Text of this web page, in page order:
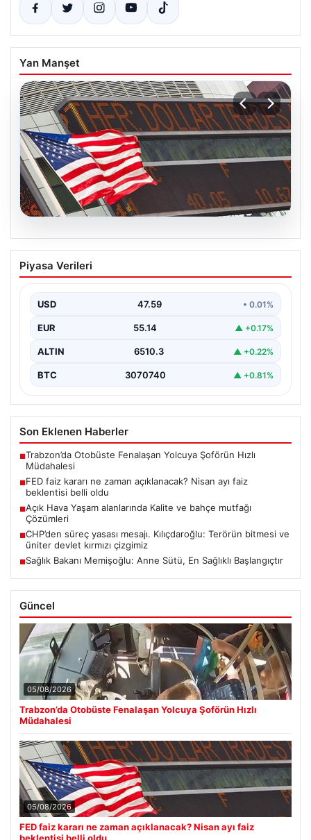
Yan Manşet
05.08.2026
FED faiz kararı ne zaman açıklanacak?
Nisan ayı faiz beklentisi belli oldu
Piyasa Verileri
USD 47.59 • 0.01%
EUR 55.14 ▲ +0.17%
ALTIN 6510.3 ▲ +0.22%
BTC 3070740 ▲ +0.81%
Son Eklenen Haberler
■Trabzon’da Otobüste Fenalaşan Yolcuya Şoförün Hızlı
Müdahalesi
■FED faiz kararı ne zaman açıklanacak? Nisan ayı faiz
beklentisi belli oldu
■Açık Hava Yaşam alanlarında Kalite ve bahçe mutfağı
Çözümleri
■CHP’den süreç yasası mesajı. Kılıçdaroğlu: Terörün bitmesi ve
üniter devlet kırmızı çizgimiz
■Sağlık Bakanı Memişoğlu: Anne Sütü, En Sağlıklı Başlangıçtır
Güncel
05/08/2026
Trabzon’da Otobüste Fenalaşan Yolcuya Şoförün Hızlı
Müdahalesi
05/08/2026
FED faiz kararı ne zaman açıklanacak? Nisan ayı faiz